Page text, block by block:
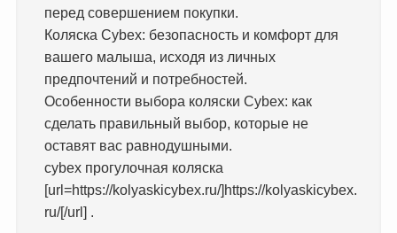
перед совершением покупки.
Коляска Cybex: безопасность и комфорт для
вашего малыша, исходя из личных
предпочтений и потребностей.
Особенности выбора коляски Cybex: как
сделать правильный выбор, которые не
оставят вас равнодушными.
cybex прогулочная коляска
[url=https://kolyaskicybex.ru/]https://kolyaskicybex.
ru/[/url] .